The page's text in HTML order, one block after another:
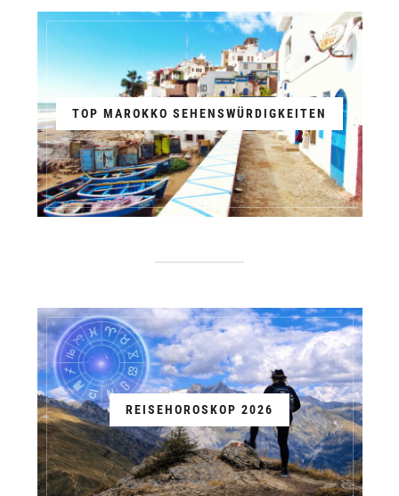
TOP MAROKKO SEHENSWÜRDIGKEITEN
REISEHOROSKOP 2026